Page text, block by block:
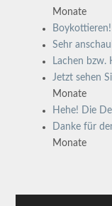
Monate
Sehr
Lachen bzw.
Jetzt sehen
Monate
Hehe! Die
Danke für
Monate